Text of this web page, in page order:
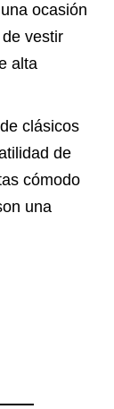
ocasión
vestir
alta
clásicos
de
cómodo
una